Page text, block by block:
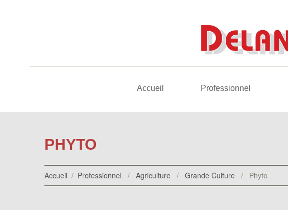
Accueil Professionnel
PHYTO
Accueil / Professionnel / Agriculture / Grande Culture / Phyto